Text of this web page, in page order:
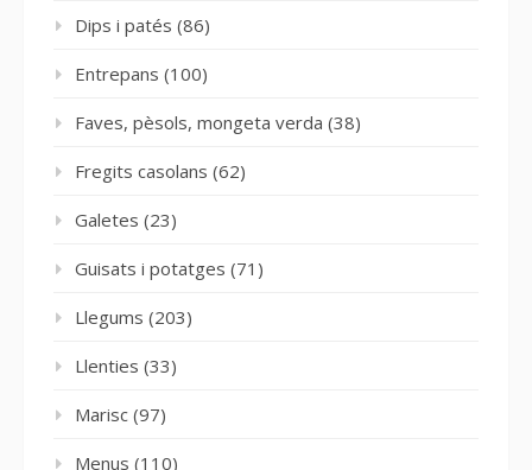
Dips i patés (86)
Entrepans (100)
Faves, pèsols, mongeta verda (38)
Fregits casolans (62)
Galetes (23)
Guisats i potatges (71)
Llegums (203)
Llenties (33)
Marisc (97)
Menus (110)